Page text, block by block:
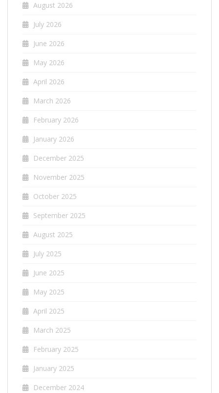
August 2026
July 2026
June 2026
May 2026
April 2026
March 2026
February 2026
January 2026
December 2025
November 2025
October 2025
September 2025
August 2025
July 2025
June 2025
May 2025
April 2025
March 2025
February 2025
January 2025
December 2024